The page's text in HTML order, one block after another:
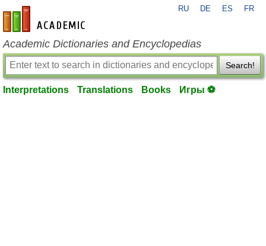
en-academic.com
RU DE ES FR
Academic Dictionaries and Encyclopedias
Search!
Interpretations Translations Books Игры ⚽